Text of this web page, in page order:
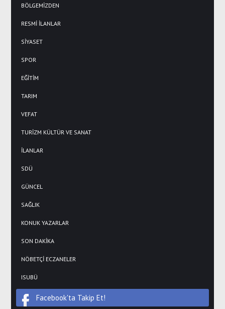
BÖLGEMİZDEN
RESMİ İLANLAR
SİYASET
SPOR
EĞİTİM
TARIM
VEFAT
TURİZM KÜLTÜR VE SANAT
İLANLAR
SDÜ
GÜNCEL
SAĞLIK
KONUK YAZARLAR
SON DAKİKA
NÖBETÇİ ECZANELER
ISUBÜ
Facebook'ta Takip Et!